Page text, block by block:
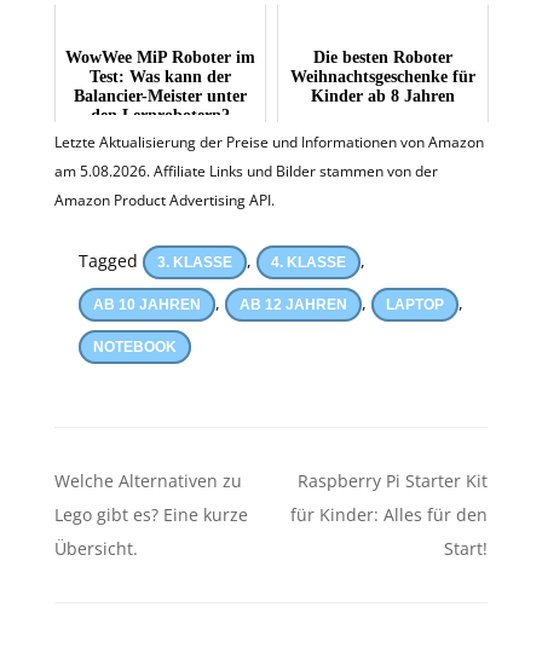
WowWee MiP Roboter im
Test: Was kann der
Balancier-Meister unter
den Lernrobotern?
Die besten Roboter
Weihnachtsgeschenke für
Kinder ab 8 Jahren
Letzte Aktualisierung der Preise und Informationen von Amazon
am 5.08.2026. Affiliate Links und Bilder stammen von der
Amazon Product Advertising API.
Tagged 3. KLASSE , 4. KLASSE ,
AB 10 JAHREN , AB 12 JAHREN , LAPTOP ,
NOTEBOOK
Beitragsnavigation
Welche Alternativen zu
Lego gibt es? Eine kurze
Übersicht.
Raspberry Pi Starter Kit
für Kinder: Alles für den
Start!